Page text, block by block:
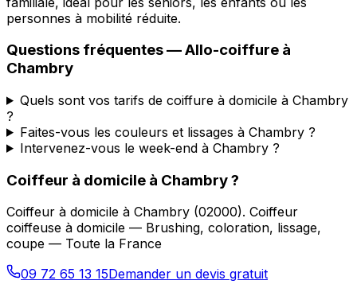
personnes à mobilité réduite.
Questions fréquentes —Allo-coiffure à
Chambry
Quels sont vos tarifs de coiffure à domicile à Chambry
?
Faites-vous les couleurs et lissages à Chambry ?
Intervenez-vous le week-end à Chambry ?
Coiffeur à domicile à Chambry?
Coiffeur à domicile à Chambry (02000). Coiffeur
coiffeuse à domicile — Brushing, coloration, lissage,
coupe — Toute la France
09 72 65 13 15Demander un devis gratuit